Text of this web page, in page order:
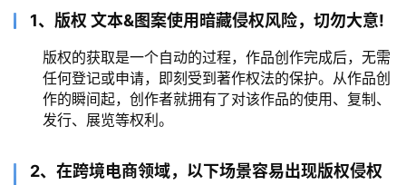
1、版权 文本&图案使用暗藏侵权风险，切勿大意!
版权的获取是一个自动的过程，作品创作完成后，无需
任何登记或申请，即刻受到著作权法的保护。从作品创
作的瞬间起，创作者就拥有了对该作品的使用、复制、
发行、展览等权利。
2、在跨境电商领域，以下场景容易出现版权侵权